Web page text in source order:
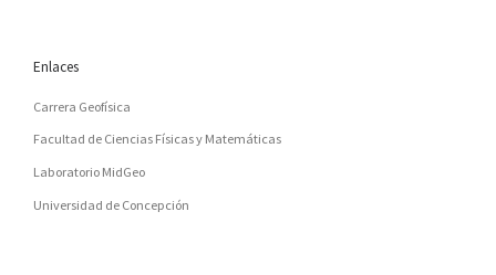
Enlaces
Carrera Geofísica
Facultad de Ciencias Físicas y Matemáticas
Laboratorio MidGeo
Universidad de Concepción